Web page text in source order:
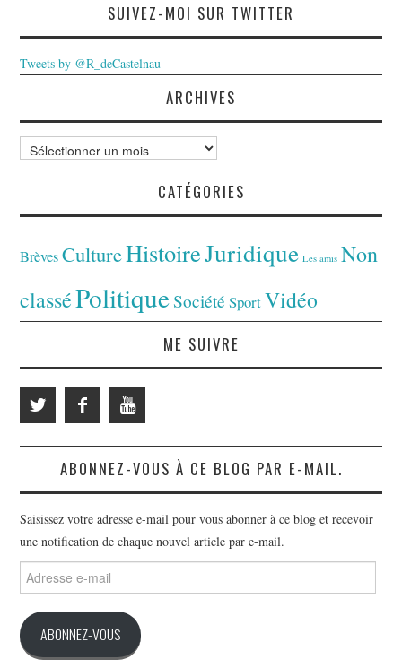
SUIVEZ-MOI SUR TWITTER
Tweets by @R_deCastelnau
ARCHIVES
Archives
CATÉGORIES
Brèves CultureHistoireJuridique Les amis Non
classéPolitiqueSociété SportVidéo
ME SUIVRE
ABONNEZ-VOUS À CE BLOG PAR E-MAIL.
Saisissez votre adresse e-mail pour vous abonner à ce blog et recevoir
une notification de chaque nouvel article par e-mail.
e-
ABONNEZ-VOUS